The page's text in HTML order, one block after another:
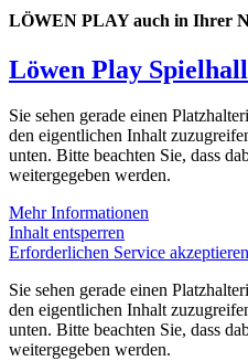
LÖWEN PLAY auch in Ihrer
Löwen Play
Sie sehen gerade einen
den eigentlichen Inhalt
unten. Bitte beachten Sie, dass
weitergegeben werden.
Mehr Informationen
Inhalt entsperren
Erforderlichen Service
Sie sehen gerade einen
den eigentlichen Inhalt
unten. Bitte beachten Sie, dass
weitergegeben werden.